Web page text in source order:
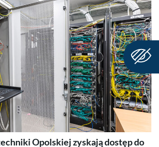
Opolskiej zyskają dostęp do